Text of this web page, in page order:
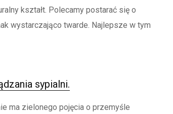
kształt. Polecamy postarać się o
wystarczająco twarde. Najlepsze w tym
sypialni.
ma zielonego pojęcia o przemyśle